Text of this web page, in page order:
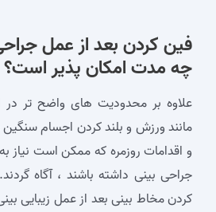
فین كردن بعد از عمل
چه مدت امکان پذیر است؟
علاوه بر محدودیت‌ های واضح‌ تر در
مانند ورزش و بلند کردن اجسام سنگین ،
و اقدامات روزمره که ممکن است نیاز
جراحی بینی داشته باشند ، آگاه
کردن مخاط بینی بعد از عمل زیبایی